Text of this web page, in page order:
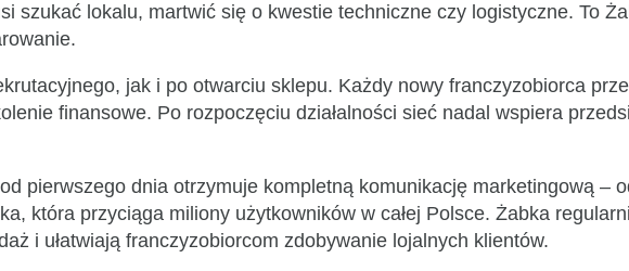
szukać lokalu, martwić się o kwestie techniczne czy logistyczne. To
jak i po otwarciu sklepu. Każdy nowy franczyzobiorca
finansowe. Po rozpoczęciu działalności sieć nadal wspiera
pierwszego dnia otrzymuje kompletną komunikację marketingową –
która przyciąga miliony użytkowników w całej Polsce. Żabka
i ułatwiają franczyzobiorcom zdobywanie lojalnych klientów.